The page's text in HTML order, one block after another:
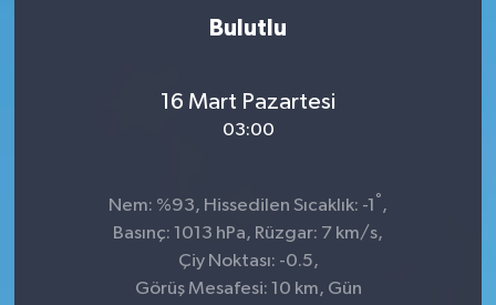
Bulutlu
16 Mart Pazartesi
03:00
Nem: %93, Hissedilen Sıcaklık: -1 ° ,
Basınç: 1013 hPa, Rüzgar: 7 km/s,
Çiy Noktası: -0.5,
Görüş Mesafesi: 10 km, Gün